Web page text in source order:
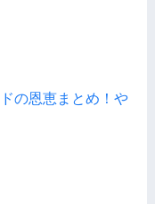
の恩恵まとめ！や